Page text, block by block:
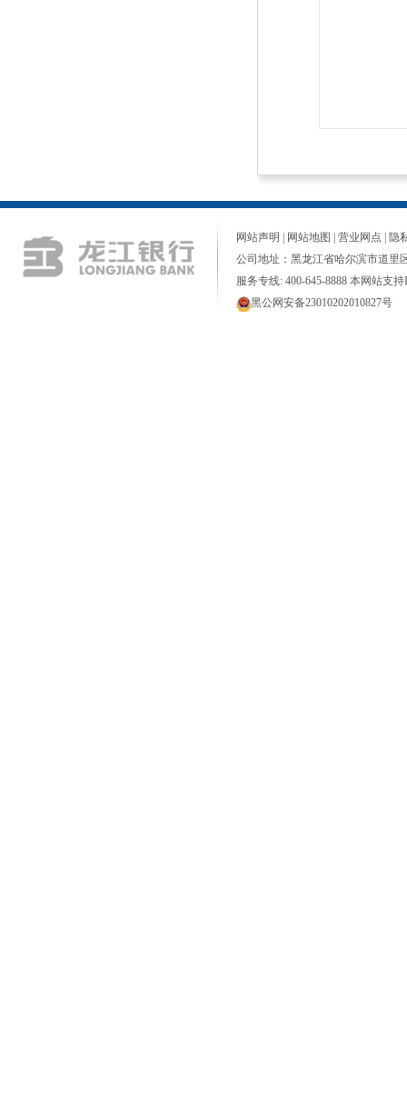
网站声明 网站地图 营业网点
隐
公司地址：黑龙江省哈尔滨市道里
服务专线: 400-645-8888 本网站支持
黑公网安备23010202010827号